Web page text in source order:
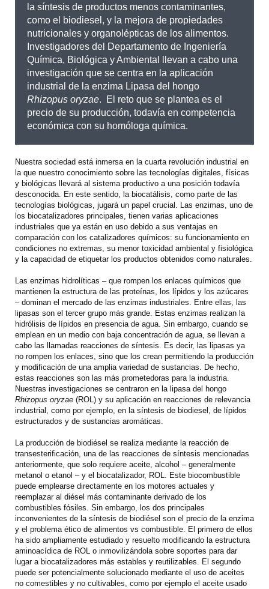
la síntesis de productos menos contaminantes,
como el biodiesel, y la mejora de propiedades
nutricionales y organolépticas de los alimentos.
Investigadores del Departamento de Ingeniería
Química, Biológica y Ambiental llevan a cabo una
investigación que se centra en la aplicación
industrial de la enzima Lipasa del hongo
Rhizopus oryzae. El reto que se plantea es el
precio de su producción, todavía en competencia
económica con su homóloga química.
Nuestra sociedad está inmersa en la cuarta revolución industrial en
la que nuestro conocimiento sobre las tecnologías digitales, físicas
y biológicas llevará al sistema productivo a una posición todavía
desconocida. En este sentido, la biocatálisis, como parte de las
tecnologías biológicas, jugará un papel crucial. Las enzimas, uno de
los biocatalizadores principales, tienen varias aplicaciones
industriales que ya están en uso debido a sus ventajas en
comparación con los catalizadores químicos: su funcionamiento en
condiciones no extremas, su menor toxicidad ambiental y fisiológica
y la capacidad de etiquetar los productos obtenidos como naturales.
Las enzimas hidrolíticas – que rompen los enlaces químicos que
mantienen la estructura de las proteínas, los lípidos y los azúcares
– dominan el mercado de las enzimas industriales. Entre ellas, las
lipasas son el tercer grupo más grande. Estas enzimas realizan la
hidrólisis de lípidos en presencia de agua. Sin embargo, cuando se
emplean en un medio con baja concentración de agua, se llevan a
cabo las llamadas reacciones de síntesis. Es decir, las lipasas ya
no rompen los enlaces, sino que los crean permitiendo la producción
y modificación de una amplia variedad de sustancias. De hecho,
estas reacciones son las más prometedoras para la industria.
Nuestras investigaciones se centraron en la lipasa del hongo
Rhizopus oryzae (ROL) y su aplicación en reacciones de relevancia
industrial, como por ejemplo, en la síntesis de biodiesel, de lípidos
estructurados y de sustancias aromáticas.
La producción de biodiésel se realiza mediante la reacción de
transesterificación, una de las reacciones de síntesis mencionadas
anteriormente, que solo requiere aceite, alcohol – generalmente
metanol o etanol – y el biocatalizador, ROL. Este biocombustible
puede emplearse directamente en los motores actuales y
reemplazar al diésel más contaminante derivado de los
combustibles fósiles. Sin embargo, los dos principales
inconvenientes de la síntesis de biodiésel son el precio de la enzima
y el problema ético de alimentos vs combustible. El primero de ellos
ha sido ampliamente estudiado y resuelto modificando la estructura
aminoacídica de ROL o inmovilizándola sobre soportes para dar
lugar a biocatalizadores más estables y reutilizables. El segundo
puede ser potencialmente solucionado mediante el uso de aceites
no comestibles y no cultivables, como por ejemplo el aceite usado